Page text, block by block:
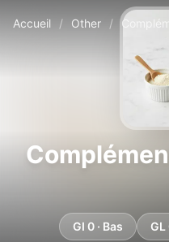
Accueil / Other / Complément de
GI 0 · Bas GL